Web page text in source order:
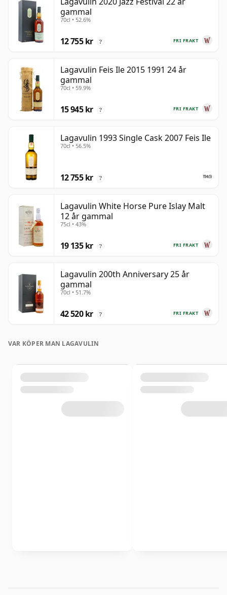
gammal
70cl • 52.6%
FRI FRAKT
12 755 kr ?
Lagavulin Feis Ile 2015 1991 24 år
gammal
70cl • 59.9%
FRI FRAKT
15 945 kr ?
Lagavulin 1993 Single Cask 2007 Feis Ile
70cl • 56.5%
12 755 kr ?
Lagavulin White Horse Pure Islay Malt
12 år gammal
75cl • 43%
FRI FRAKT
19 135 kr ?
Lagavulin 200th Anniversary 25 år
gammal
70cl • 51.7%
FRI FRAKT
42 520 kr ?
VAR KÖPER MAN LAGAVULIN